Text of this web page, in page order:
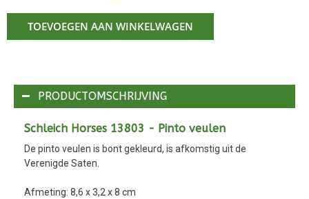
TOEVOEGEN AAN WINKELWAGEN
PRODUCTOMSCHRIJVING
Schleich Horses 13803 - Pinto veulen
De pinto veulen is bont gekleurd, is afkomstig uit de
Verenigde Saten.
Afmeting: 8,6 x 3,2 x 8 cm